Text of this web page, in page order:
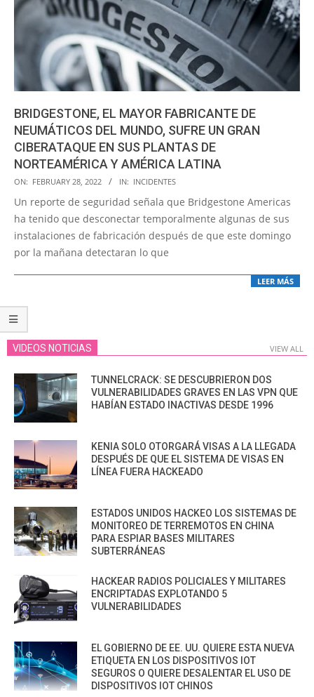
BRIDGESTONE, EL MAYOR FABRICANTE DE
NEUMÁTICOS DEL MUNDO, SUFRE UN GRAN
CIBERATAQUE EN SUS PLANTAS DE
NORTEAMÉRICA Y AMÉRICA LATINA
2022-
02-
28
ON: FEBRUARY 28, 2022 IN: INCIDENTES
Un reporte de seguridad señala que Bridgestone Americas
ha tenido que desconectar temporalmente algunas de sus
instalaciones de fabricación después de que este domingo
por la mañana detectaran lo que
LEER MÁS
VIDEOS NOTICIAS VIEW ALL
TUNNELCRACK: SE DESCUBRIERON DOS
VULNERABILIDADES GRAVES EN LAS VPN QUE
HABÍAN ESTADO INACTIVAS DESDE 1996
KENIA SOLO OTORGARÁ VISAS A LA LLEGADA
DESPUÉS DE QUE EL SISTEMA DE VISAS EN
LÍNEA FUERA HACKEADO
ESTADOS UNIDOS HACKEO LOS SISTEMAS DE
MONITOREO DE TERREMOTOS EN CHINA
PARA ESPIAR BASES MILITARES
SUBTERRÁNEAS
HACKEAR RADIOS POLICIALES Y MILITARES
ENCRIPTADAS EXPLOTANDO 5
VULNERABILIDADES
EL GOBIERNO DE EE. UU. QUIERE ESTA NUEVA
ETIQUETA EN LOS DISPOSITIVOS IOT
SEGUROS O QUIERE DESALENTAR EL USO DE
DISPOSITIVOS IOT CHINOS